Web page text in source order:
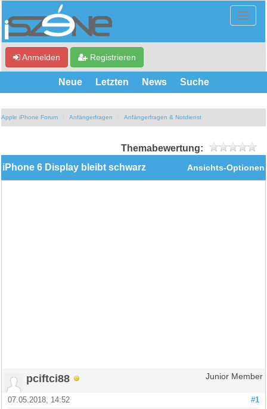
Anmelden Registrieren
Neue Letzten News Suche
Apple iPhone Forum Anfängerfragen Anfängerfragen & Notdienst
Themabewertung:
Ansichts-Optionen
iPhone 6 Display bleibt schwarz
pciftci88 Junior Member
#1
07.05.2018, 14:52